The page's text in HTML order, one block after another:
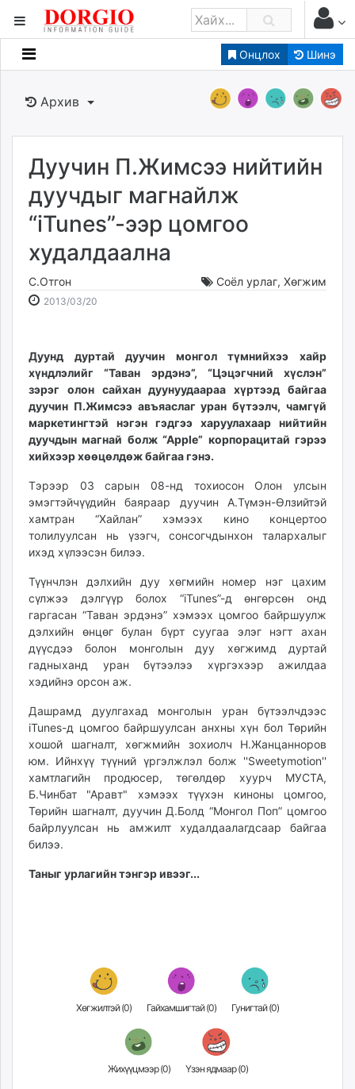
Онцлох Шинэ
Мэдээллийн
Банк санхүү
Бизнес ААН
Төрийн
Нийслэлийн
dorgio.mn
Gogo.mn
caak.mn
news.mn
zindaa.mn
ikon.mn
mnb.mn
Livetv.mn
Eguur.mn
24tsag.mn
shuud.mn
eagle.mn
ergelt.mn
zarig.mn
today.mn
mminfo.mn
ugluu.mn
urlag.mn
unen.mn
asu.mn
shudarga.mn
shuurhai.mn
unuudur.mn
isee.mn
mglradio.com
fact.mn
itoim.mn
tumen.mn
shuum.mn
tvmongolia.mn
paparazzi.mn
Архив
Дуучин П.Жимсээ нийтийн
дуучдыг магнайлж
“iTunes”-ээр цомгоо
худалдаална
С.Отгон Соёл урлаг, Хөгжим
2013/03/20
17:08:21
17:44:55
Дуунд дуртай дуучин монгол түмнийхээ хайр
хүндлэлийг “Таван эрдэнэ”, “Цэцэгчний хүслэн”
зэрэг олон сайхан дуунуудаараа хүртээд байгаа
дуучин П.Жимсээ авъяаслаг уран бүтээлч, чамгүй
маркетингтэй нэгэн гэдгээ харуулахаар нийтийн
дуучдын магнай болж “Apple” корпорацитай гэрээ
хийхээр хөөцөлдөж байгаа гэнэ.
Тэрээр 03 сарын 08-нд тохиосон Олон улсын
эмэгтэйчүүдийн баяраар дуучин А.Түмэн-Өлзийтэй
хамтран “Хайлан” хэмээх кино концертоо
толилуулсан нь үзэгч, сонсогчдынхон талархалыг
ихэд хүлээсэн билээ.
Түүнчлэн дэлхийн дуу хөгмийн номер нэг цахим
сүлжээ дэлгүүр болох “iTunes”-д өнгөрсөн онд
гаргасан “Таван эрдэнэ” хэмээх цомгоо байршуулж
дэлхийн өнцөг булан бүрт суугаа элэг нэгт ахан
дүүсдээ болон монголын дуу хөгжимд дуртай
гадныханд уран бүтээлээ хүргэхээр ажилдаа
хэдийнэ орсон аж.
Дашрамд дуулгахад монголын уран бүтээлчдээс
iTunes-д цомгоо байршуулсан анхны хүн бол Төрийн
хошой шагналт, хөгжмийн зохиолч Н.Жанцанноров
юм. Ийнхүү түүний үргэлжлэл болж ''Sweetymotion''
хамтлагийн продюсер, төгөлдөр хуурч МУСТА,
Б.Чинбат "Аравт" хэмээх түүхэн киноны цомгоо,
Төрийн шагналт, дуучин Д.Болд “Монгол Поп” цомгоо
байрлуулсан нь амжилт худалдаалагдсаар байгаа
билээ.
Таныг урлагийн тэнгэр ивээг...
Хөгжилтэй (0) Гайхамшигтай (0) Гунигтай (0)
Жихүүцмээр (0) Үзэн ядмаар (0)